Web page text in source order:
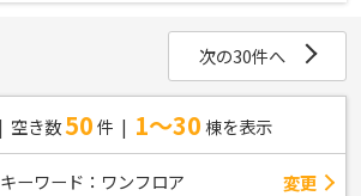
次の30件へ
空き数50件 1～30棟を表示
キーワード：ワンフロア 変更